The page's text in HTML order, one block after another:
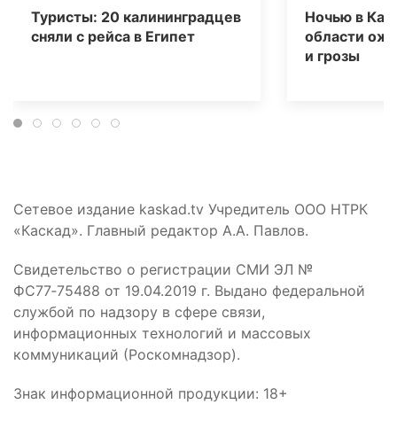
Туристы: 20 калининградцев
сняли с рейса в Египет
Ночью в
области
и грозы
Сетевое издание kaskad.tv Учредитель ООО НТРК
«Каскад». Главный редактор А.А. Павлов.
Свидетельство о регистрации СМИ ЭЛ №
ФС77‑75488 от 19.04.2019 г. Выдано федеральной
службой по надзору в сфере связи,
информационных технологий и массовых
коммуникаций (Роскомнадзор).
Знак информационной продукции: 18+